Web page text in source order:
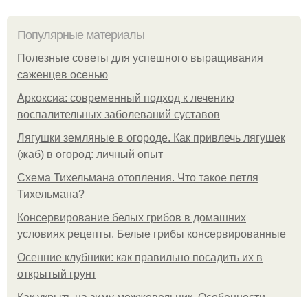
Популярные материалы
Полезные советы для успешного выращивания
саженцев осенью
Аркоксиа: современный подход к лечению
воспалительных заболеваний суставов
Лягушки земляные в огороде. Как привлечь лягушек
(жаб) в огород: личный опыт
Схема Тихельмана отопления. Что такое петля
Тихельмана?
Консервирование белых грибов в домашних
условиях рецепты. Белые грибы консервированные
Осенние клубники: как правильно посадить их в
открытый грунт